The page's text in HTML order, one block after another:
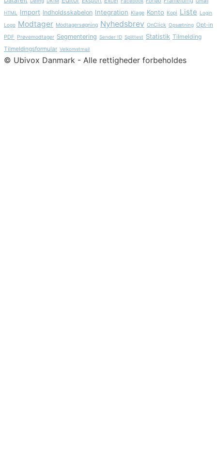
HTML Import Indholdsskabelon Integration Klage Konto Kopi Liste Login
Logo Modtager Modtagersøgning Nyhedsbrev OnClick Opsætning Opt-in
PDF Prøvemodtager Segmentering Sender ID Splittest Statistik Tilmelding
Tilmeldingsformular Velkomstmail
© Ubivox Danmark - Alle rettigheder forbeholdes